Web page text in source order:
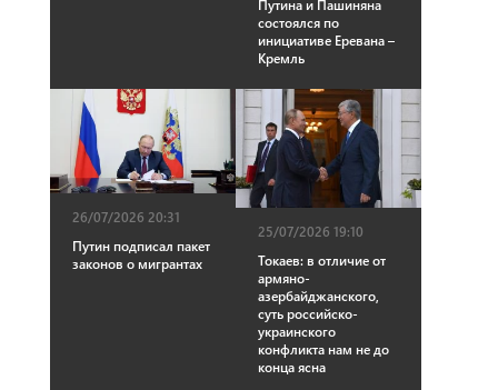
Путина и Пашиняна
состоялся по
инициативе Еревана –
Кремль
26/07/2026 20:31
Путин подписал пакет
законов о мигрантах
25/07/2026 19:10
Токаев: в отличие от
армяно-
азербайджанского,
суть российско-
украинского
конфликта нам не до
конца ясна